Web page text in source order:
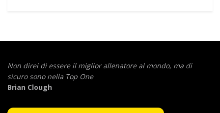
Non direi di essere il miglior allenatore al mondo, ma di
sicuro sono nella Top One
Brian Clough